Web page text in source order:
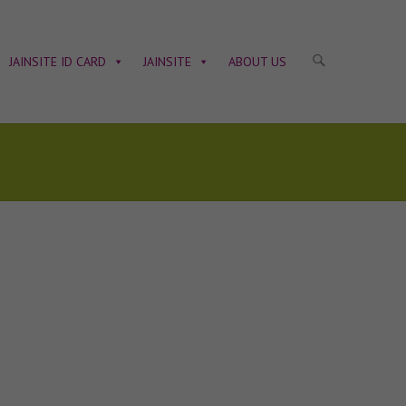
JAINSITE ID CARD JAINSITE ABOUT US